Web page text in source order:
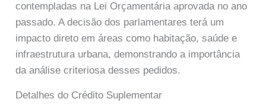
contempladas na Lei Orçamentária aprovada no ano
passado. A decisão dos parlamentares terá um
impacto direto em áreas como habitação, saúde e
infraestrutura urbana, demonstrando a importância
da análise criteriosa desses pedidos.
Detalhes do Crédito Suplementar